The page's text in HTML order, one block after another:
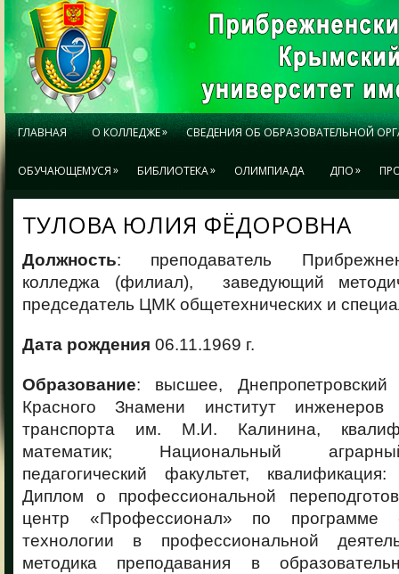
ГЛАВНАЯ О КОЛЛЕДЖЕ» СВЕДЕНИЯ ОБ ОБРАЗОВАТЕЛЬНОЙ
ОБУЧАЮЩЕМУСЯ» БИБЛИОТЕКА» ОЛИМПИАДА ДПО»
ТУЛОВА ЮЛИЯ ФЁДОРОВНА
Должность: преподаватель
колледжа (филиал), заведующий
председатель ЦМК общетехнических и
Дата рождения 06.11.1969 г.
Образование: высшее, Днепропетровский
Красного Знамени институт инженеров
транспорта им. М.И. Калинина,
математик; Национальный
педагогический факультет, квалификация:
Диплом о профессиональной
центр «Профессионал» по программе
технологии в профессиональной
методика преподавания в